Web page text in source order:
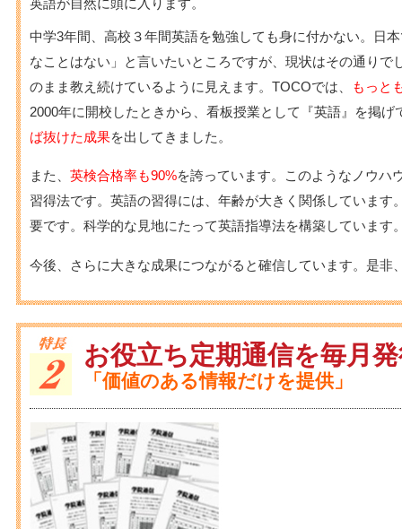
英語が自然に頭に入ります。
中学3年間、高校３年間英語を勉強しても身に付かない。日
なことはない」と言いたいところですが、現状はその通りで
のまま教え続けているように見えます。TOCOでは、
もっと
2000年に開校したときから、看板授業として『英語』を掲げ
ば抜けた成果を出してきました。
また、 英検合格率も90%を誇っています。このようなノウハ
習得法です。英語の習得には、年齢が大きく関係しています
要です。科学的な見地にたって英語指導法を構築しています
今後、さらに大きな成果につながると確信しています。是非
お役立ち定期通信を毎月
「価値のある情報だけを提供」